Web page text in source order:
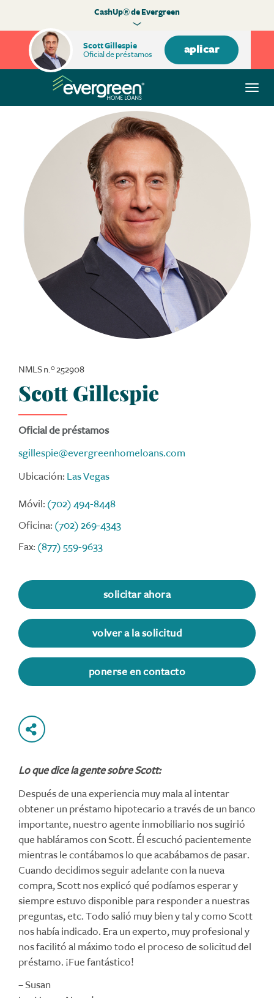
Scott Gillespie
Oficial de préstamos
aplicar
CashUp® de Evergreen
NMLS n.º 252908
Scott Gillespie
Oficial de préstamos
sgillespie@evergreenhomeloans.com
Ubicación: Las Vegas
Móvil: (702) 494-8448
Oficina: (702) 269-4343
Fax: (877) 559-9633
solicitar ahora
volver a la solicitud
ponerse en contacto
Lo que dice la gente sobre Scott:
Después de una experiencia muy mala al intentar
obtener un préstamo hipotecario a través de un banco
importante, nuestro agente inmobiliario nos sugirió
que habláramos con Scott. Él escuchó pacientemente
mientras le contábamos lo que acabábamos de pasar.
Cuando decidimos seguir adelante con la nueva
compra, Scott nos explicó qué podíamos esperar y
siempre estuvo disponible para responder a nuestras
preguntas, etc. Todo salió muy bien y tal y como Scott
nos había indicado. Era un experto, muy profesional y
nos facilitó al máximo todo el proceso de solicitud del
préstamo. ¡Fue fantástico!
– Susan